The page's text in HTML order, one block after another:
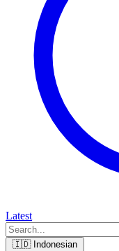
Latest
🇮🇩 Indonesian